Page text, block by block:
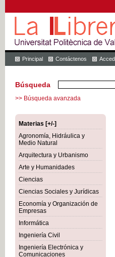
Principal Contáctenos
Búsqueda
>> Búsqueda avanzada
Materias [+/-]
Agronomía, Hidráulica y
Medio Natural
Arquitectura y Urbanismo
Arte y Humanidades
Ciencias
Ciencias Sociales y Jurídicas
Economía y Organización de
Empresas
Informática
Ingeniería Civil
Ingeniería Electrónica y
Comunicaciones